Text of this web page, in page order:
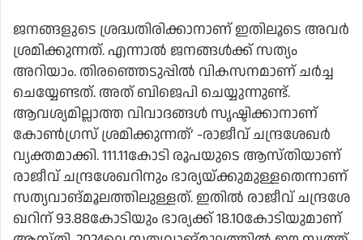
ജനങ്ങളുടെ ശ്രദ്ധതിരിക്കാനാണ് ഇതിലൂടെ അവർ
ശ്രമിക്കുന്നത്. എന്നാൽ ജനങ്ങൾക്ക് സത്യം
അറിയാം. തിരഞ്ഞെടുപ്പിൽ വികസനമാണ് ചർച്ച
ചെയ്യേണ്ടത്. അത് ബിജെപി ചെയ്യുന്നുണ്ട്.
ആവശ്യമില്ലാത്ത വിവാദങ്ങൾ സൃഷ്ടിക്കാനാണ്
കോൺഗ്രസ് ശ്രമിക്കുന്നത്’ -രാജീവ് ചന്ദ്രശേഖർ
വ്യക്തമാക്കി. 111.11​കോ​ടി​ ​രൂ​പ​യു​ടെ​ ​ആ​സ്തി​യാ​ണ് ​
രാ​ജീ​വ് ​ച​ന്ദ്ര​ശേ​ഖ​റി​നും​ ​ഭാ​ര്യ​യ്ക്കു​മു​ള്ള​തെ​ന്നാ​ണ്
​സ​ത്യ​വാ​ങ്മൂ​ല​ത്തി​ലു​ള്ള​ത്.​ ഇ​തി​ൽ​ ​രാ​ജീ​വ് ​ച​ന്ദ്ര​ശേ​
ഖ​റി​ന് 93.88​കോ​ടി​യും​ ​ഭാ​ര്യ​ക്ക് 18.10​കോ​ടി​യു​മാ​ണ് ​